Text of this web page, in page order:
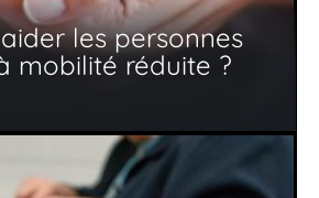
les personnes
mobilité réduite ?